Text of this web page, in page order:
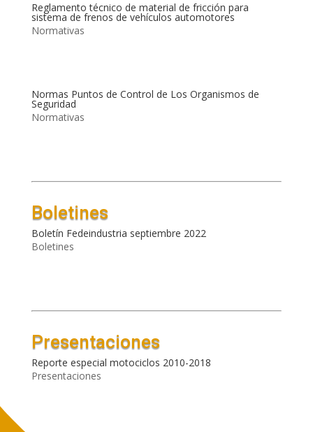
Reglamento técnico de material de fricción para
sistema de frenos de vehículos automotores
Normativas
Normas Puntos de Control de Los Organismos de
Seguridad
Normativas
Boletines
Boletín Fedeindustria septiembre 2022
Boletines
Presentaciones
Reporte especial motociclos 2010-2018
Presentaciones